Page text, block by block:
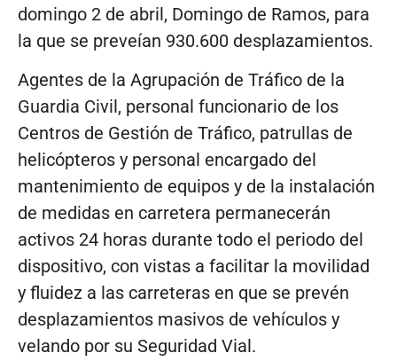
domingo 2 de abril, Domingo de Ramos, para
la que se preveían 930.600 desplazamientos.
Agentes de la Agrupación de Tráfico de la
Guardia Civil, personal funcionario de los
Centros de Gestión de Tráfico, patrullas de
helicópteros y personal encargado del
mantenimiento de equipos y de la instalación
de medidas en carretera permanecerán
activos 24 horas durante todo el periodo del
dispositivo, con vistas a facilitar la movilidad
y fluidez a las carreteras en que se prevén
desplazamientos masivos de vehículos y
velando por su Seguridad Vial.